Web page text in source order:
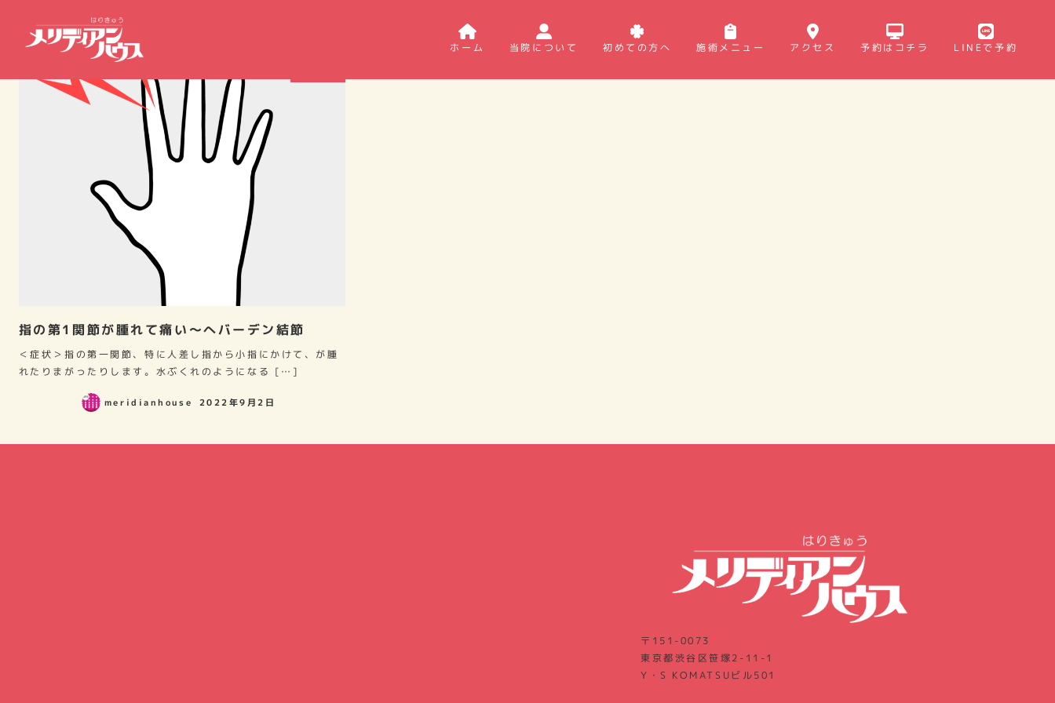
ホーム 当院について 初めての方へ 施術メニュー アクセス 予約はコチラ LINEで予約
指の第1関節が腫れて痛い～へバーデン結節
＜症状＞指の第一関節、特に人差し指から小指にかけて、が腫
れたりまがったりします。水ぶくれのようになる […]
meridianhouse 2022年9月2日
〒151-0073
東京都渋谷区笹塚2-11-1
Y・S KOMATSUビル501